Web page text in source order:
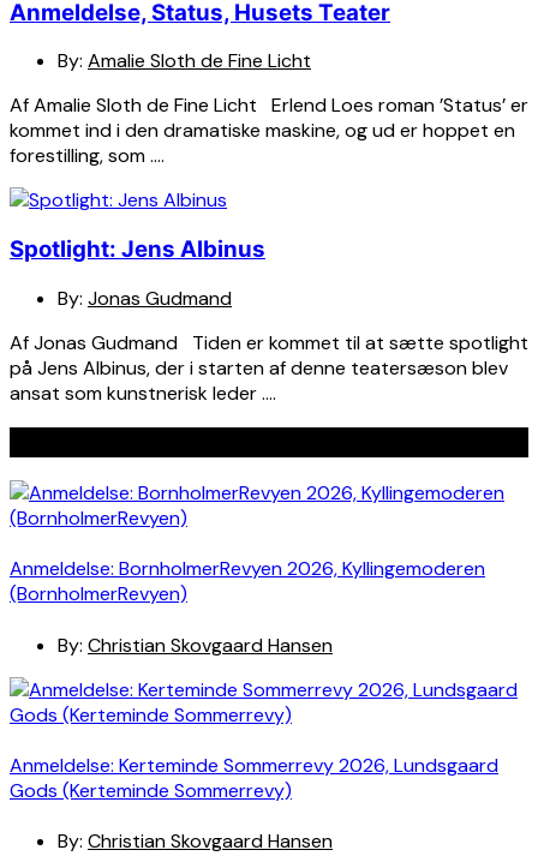
Anmeldelse, Status, Husets Teater
By: Amalie Sloth de Fine Licht
Af Amalie Sloth de Fine Licht Erlend Loes roman ’Status’ er
kommet ind i den dramatiske maskine, og ud er hoppet en
forestilling, som ….
Spotlight: Jens Albinus
By: Jonas Gudmand
Af Jonas Gudmand Tiden er kommet til at sætte spotlight
på Jens Albinus, der i starten af denne teatersæson blev
ansat som kunstnerisk leder ….
Anmeldelse: BornholmerRevyen 2026, Kyllingemoderen
(BornholmerRevyen)
By: Christian Skovgaard Hansen
Anmeldelse: Kerteminde Sommerrevy 2026, Lundsgaard
Gods (Kerteminde Sommerrevy)
By: Christian Skovgaard Hansen